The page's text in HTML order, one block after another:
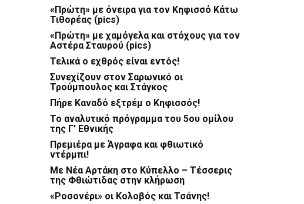
«Πρώτη» με όνειρα για τον Κηφισσό Κάτω
Τιθορέας (pics)
«Πρώτη» με χαμόγελα και στόχους για τον
Αστέρα Σταυρού (pics)
Τελικά ο εχθρός είναι εντός!
Συνεχίζουν στον Σαρωνικό οι
Τρούμπουλος και Στάγκος
Πήρε Καναδό εξτρέμ ο Κηφισσός!
Το αναλυτικό πρόγραμμα του 5ου ομίλου
της Γ’ Εθνικής
Πρεμιέρα με Άγραφα και φθιωτικό
ντέρμπι!
Με Νέα Αρτάκη στο Κύπελλο – Τέσσερις
της Φθιώτιδας στην κλήρωση
«Ροσονέρι» οι Κολοβός και Τσάνης!